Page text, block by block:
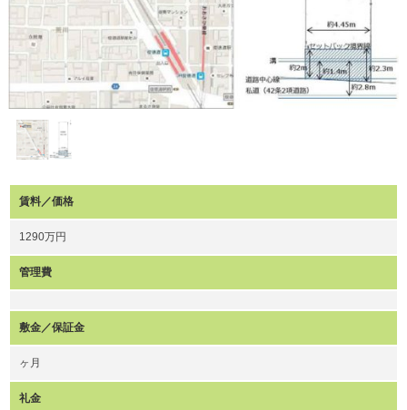
賃料／価格
1290万円
管理費
敷金／保証金
ヶ月
礼金